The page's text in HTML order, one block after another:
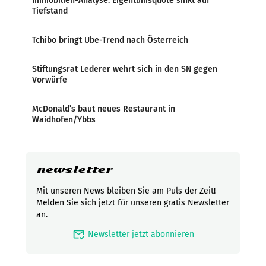
Tiefstand
Tchibo bringt Ube-Trend nach Österreich
Stiftungsrat Lederer wehrt sich in den SN gegen
Vorwürfe
McDonald’s baut neues Restaurant in
Waidhofen/Ybbs
newsletter
Mit unseren News bleiben Sie am Puls der Zeit!
Melden Sie sich jetzt für unseren gratis Newsletter
an.
mark_email_read Newsletter jetzt abonnieren